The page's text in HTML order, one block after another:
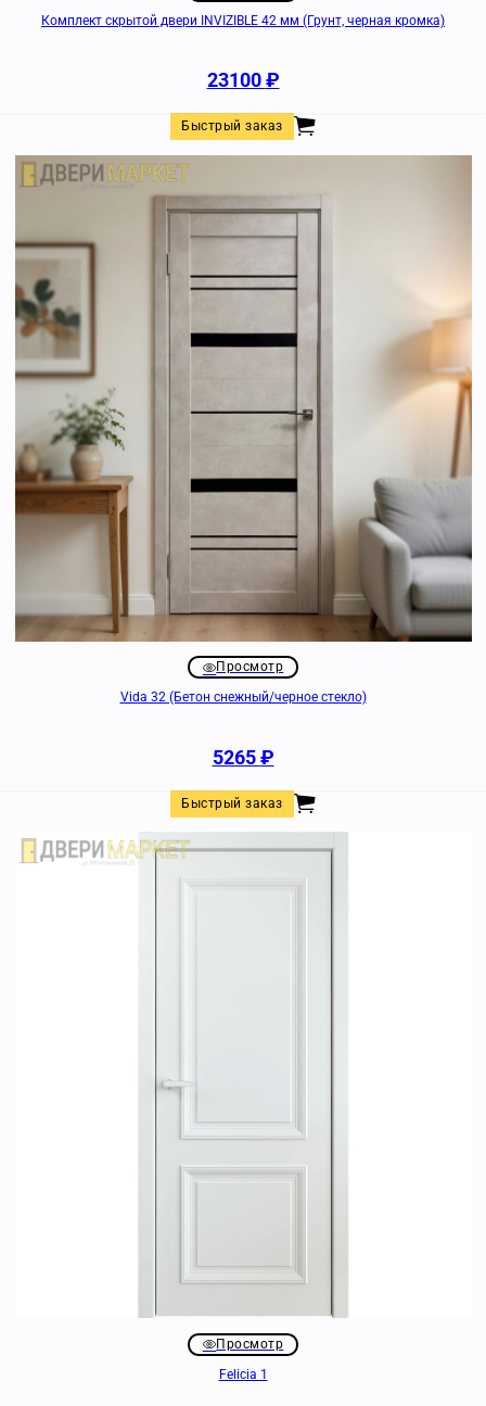
Комплект скрытой двери INVIZIBLE 42 мм (Грунт, черная кромка)
23100₽
Быстрый заказ
Просмотр
Vida 32 (Бетон снежный/черное стекло)
5265₽
Быстрый заказ
Просмотр
Felicia 1